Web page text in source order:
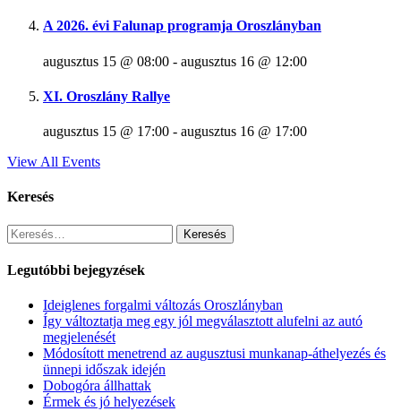
A 2026. évi Falunap programja Oroszlányban
augusztus 15 @ 08:00 - augusztus 16 @ 12:00
XI. Oroszlány Rallye
augusztus 15 @ 17:00 - augusztus 16 @ 17:00
View All Events
Keresés
Keresés:
Legutóbbi bejegyzések
Ideiglenes forgalmi változás Oroszlányban
Így változtatja meg egy jól megválasztott alufelni az autó
megjelenését
Módosított menetrend az augusztusi munkanap-áthelyezés és
ünnepi időszak idején
Dobogóra állhattak
Érmek és jó helyezések